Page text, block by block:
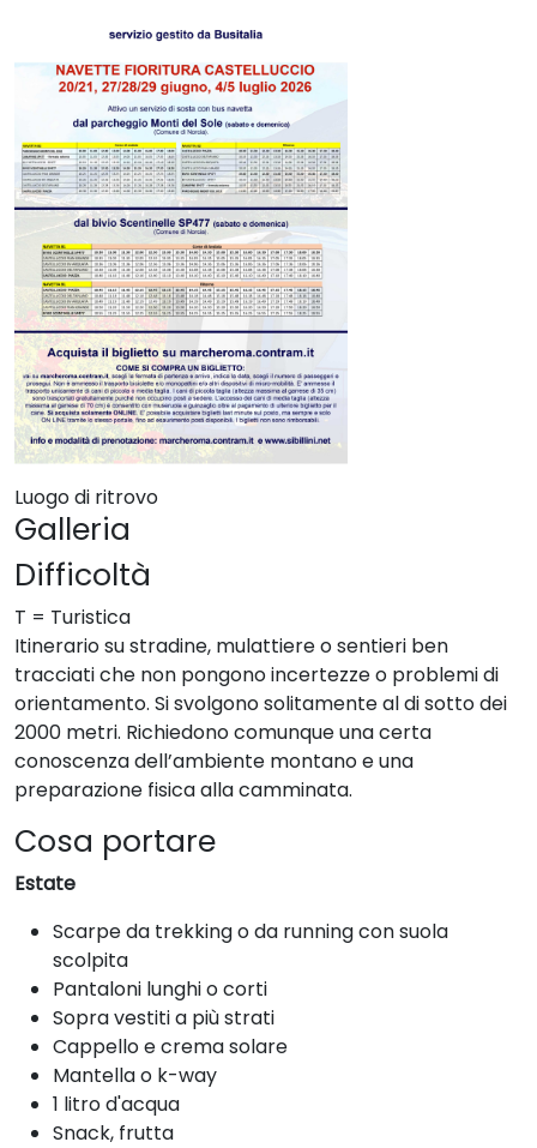
Luogo di ritrovo
Galleria
Difficoltà
T = Turistica
Itinerario su stradine, mulattiere o sentieri ben
tracciati che non pongono incertezze o problemi di
orientamento. Si svolgono solitamente al di sotto dei
2000 metri. Richiedono comunque una certa
conoscenza dell’ambiente montano e una
preparazione fisica alla camminata.
Cosa portare
Estate
Scarpe da trekking o da running con suola
scolpita
Pantaloni lunghi o corti
Sopra vestiti a più strati
Cappello e crema solare
Mantella o k-way
1 litro d'acqua
Snack, frutta